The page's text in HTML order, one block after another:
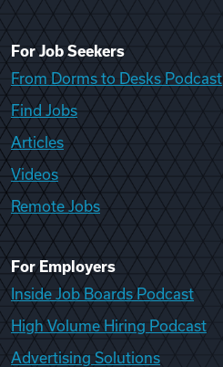
For Job Seekers
From Dorms to Desks Podcast
Find Jobs
Articles
Videos
Remote Jobs
For Employers
Inside Job Boards Podcast
High Volume Hiring Podcast
Advertising Solutions